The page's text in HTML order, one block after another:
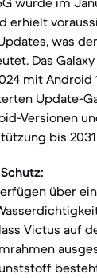
erhielt
was
Das
mit
Update-
Versionen
bis
über
Victus auf